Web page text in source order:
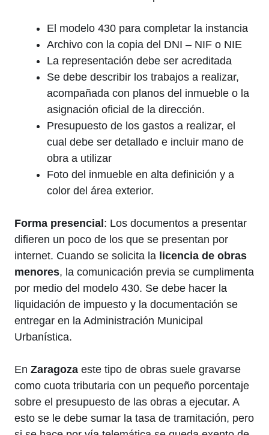
El modelo 430 para completar la instancia
Archivo con la copia del DNI – NIF o NIE
La representación debe ser acreditada
Se debe describir los trabajos a realizar,
acompañada con planos del inmueble o la
asignación oficial de la dirección.
Presupuesto de los gastos a realizar, el
cual debe ser detallado e incluir mano de
obra a utilizar
Foto del inmueble en alta definición y a
color del área exterior.
Forma presencial : Los documentos a presentar
difieren un poco de los que se presentan por
internet. Cuando se solicita la licencia de obras
menores, la comunicación previa se cumplimenta
por medio del modelo 430. Se debe hacer la
liquidación de impuesto y la documentación se
entregar en la Administración Municipal
Urbanística.
En Zaragoza este tipo de obras suele gravarse
como cuota tributaria con un pequeño porcentaje
sobre el presupuesto de las obras a ejecutar. A
esto se le debe sumar la tasa de tramitación, pero